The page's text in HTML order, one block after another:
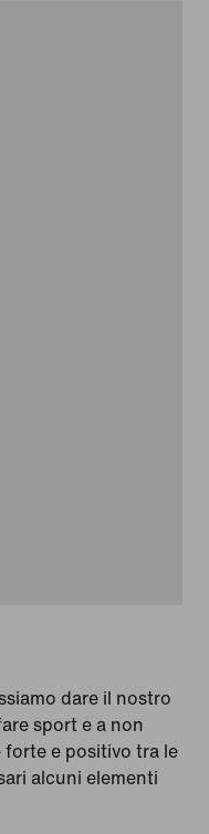
dare il nostro
sport e a non
forte e positivo tra le
alcuni elementi